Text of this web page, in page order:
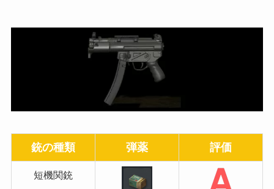
銃の種類 弾薬 評価
短機関銃